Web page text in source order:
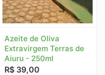
Azeite de Oliva
Extravirgem Terras de
Aiuru - 250ml
R$ 39,00